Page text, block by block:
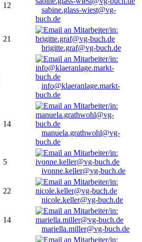
12
sabine.glass-wiest@vg-
buch.de
21
brigitte.graf@vg-buch.de
info@klaeranlage.markt-
buch.de
14
manuela.grathwohl@vg-
buch.de
5
ivonne.keller@vg-buch.de
22
nicole.keller@vg-buch.de
14
mariella.miller@vg-buch.de